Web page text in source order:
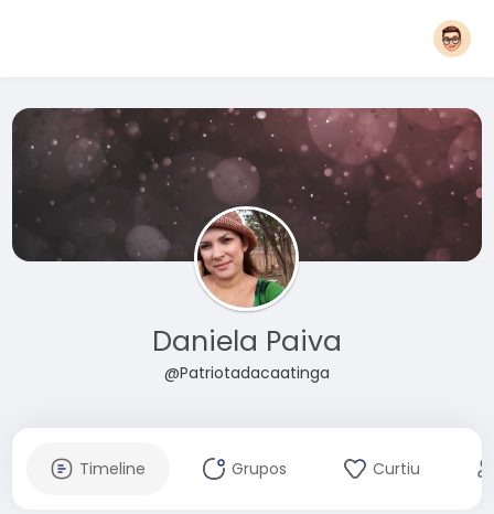
Daniela Paiva
@Patriotadacaatinga
Timeline Grupos Curtiu